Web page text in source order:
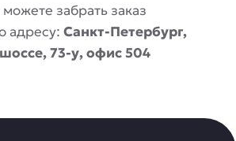
забрать заказ
адресу: Санкт-Петербург,
73-у, офис 504